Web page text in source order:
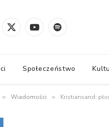
X
YouTubeSpotify
Społeczeństwo
» Wiadomości » Kristiansand: